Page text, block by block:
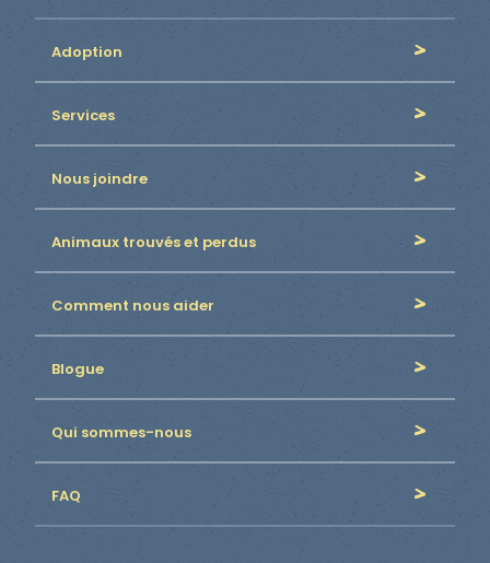
Adoption
Services
Nous joindre
Animaux trouvés et perdus
Comment nous aider
Blogue
Qui sommes-nous
FAQ